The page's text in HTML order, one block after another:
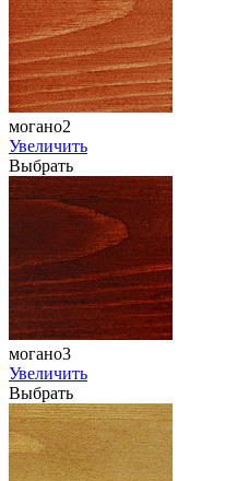
могано2
Увеличить
Выбрать
могано3
Увеличить
Выбрать